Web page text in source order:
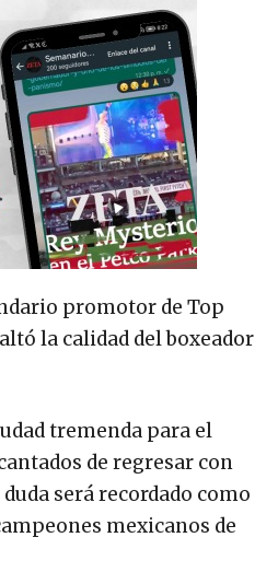
promotor de Top
la calidad del boxeador
tremenda para el
de regresar con
será recordado como
mexicanos de